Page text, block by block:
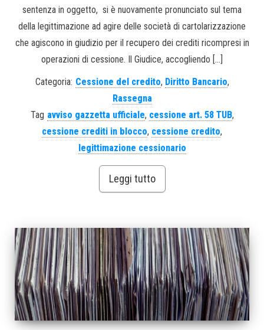
sentenza in oggetto, si è nuovamente pronunciato sul tema
della legittimazione ad agire delle società di cartolarizzazione
che agiscono in giudizio per il recupero dei crediti ricompresi in
operazioni di cessione. Il Giudice, accogliendo […]
Categoria: Cessione del credito, Diritto Bancario,
Rassegna
Tag avviso gazzetta ufficiale, cessione art. 58 TUB,
cessione crediti in blocco, cessione credito,
legittimazione cessionario
Leggi tutto